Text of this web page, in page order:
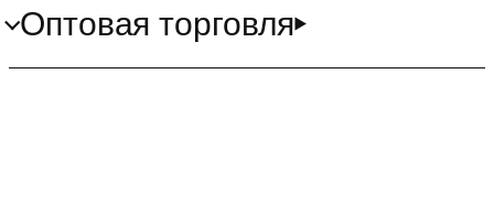
Оптовая торговля